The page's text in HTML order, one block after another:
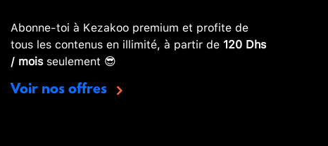
Abonne-toi à Kezakoo premium et profite de
tous les contenus en illimité, à partir de 120 Dhs
/ moisseulement 😎
Voir nos offres